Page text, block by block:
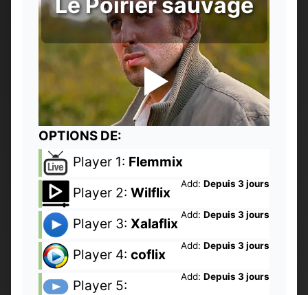
OPTIONS DE:
Player 1: Flemmix
Add: Depuis 3 jours
Player 2: Wilflix
Add: Depuis 3 jours
Player 3: Xalaflix
Add: Depuis 3 jours
Player 4: coflix
Add: Depuis 3 jours
Player 5: